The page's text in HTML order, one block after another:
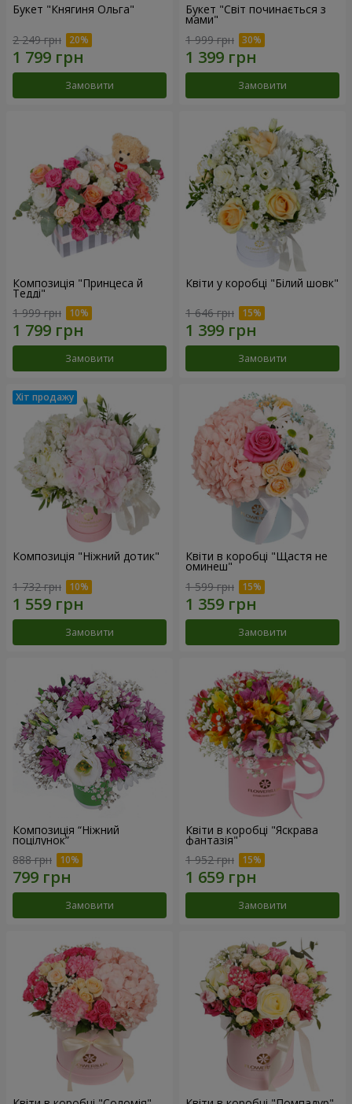
Букет "Княгиня Ольга"
2 249 грн
Замовити
Букет "Світ починається з
мами"
1 999 грн
Замовити
Композиція "Принцеса й
Тедді"
1 999 грн
Замовити
Квіти у коробці "Білий шовк"
1 646 грн
Замовити
Композиція "Ніжний дотик"
1 732 грн
Замовити
Квіти в коробці "Щастя не
оминеш"
1 599 грн
Замовити
Композиція “Ніжний
поцілунок”
888 грн
Замовити
Квіти в коробці "Яскрава
фантазія"
1 952 грн
Замовити